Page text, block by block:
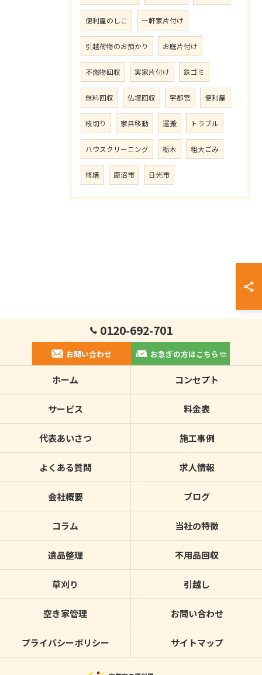
便利屋のしこ 一軒家片付け
引越荷物のお預かり お庭片付け
不燃物回収 実家片付け 鉄ゴミ
無料回収 仏壇回収 宇都宮 便利屋
枝切り 家具移動 運搬 トラブル
ハウスクリーニング 栃木 粗大ごみ
修繕 鹿沼市 日光市
0120-692-701
お問い合わせ お急ぎの方はこちら
ホーム コンセプト
サービス 料金表
代表あいさつ 施工事例
よくある質問 求人情報
会社概要 ブログ
コラム 当社の特徴
遺品整理 不用品回収
草刈り 引越し
空き家管理 お問い合わせ
プライバシーポリシー サイトマップ